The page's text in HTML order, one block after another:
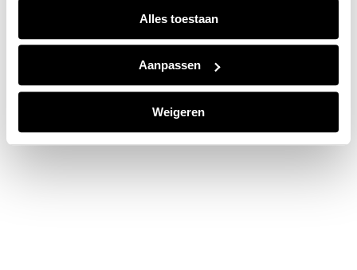
Alles toestaan
Aanpassen
Weigeren